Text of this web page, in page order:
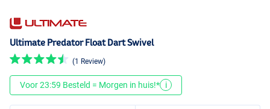
Ultimate Predator Float Dart Swivel
(1 Review)
Voor 23:59 Besteld = Morgen in huis!* i